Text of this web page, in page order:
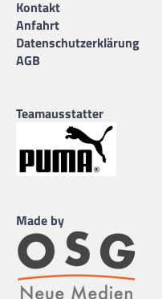
Kontakt
Anfahrt
Datenschutzerklärung
AGB
Teamausstatter
Made by